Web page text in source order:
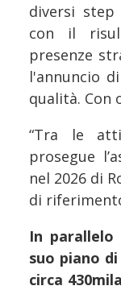
diversi
con il
presenze
l'annuncio
qualità. Con
“Tra le
prosegue
nel 2026 di
di
In parallelo
suo piano
circa